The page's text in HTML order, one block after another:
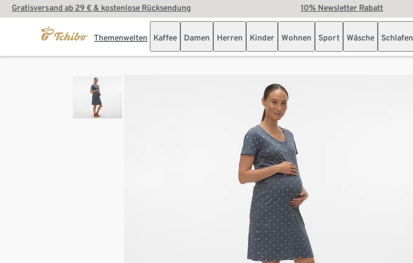
Gratisversand ab 29 € & kostenlose Rücksendung 10% Newsletter Rabatt
Themenwelten Kaffee Damen Herren Kinder Wohnen Sport Wäsche Schlafen